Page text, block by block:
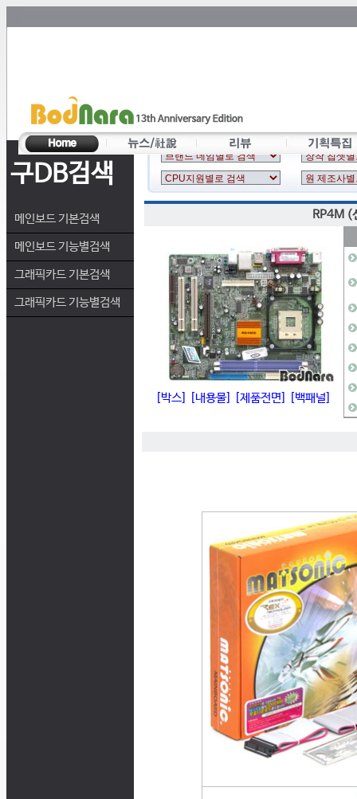
구DB검색
메인보드 기본검색
메인보드 기능별검색
그래픽카드 기본검색
그래픽카드 기능별검색
RP4M (
[박스] [내용물] [제품전면] [백패널]